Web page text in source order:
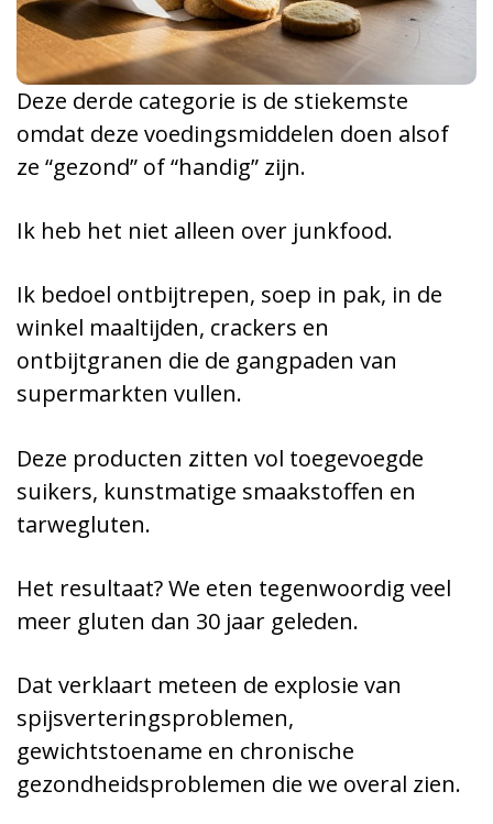
Deze derde categorie is de stiekemste
omdat deze voedingsmiddelen doen alsof
ze “gezond” of “handig” zijn.
Ik heb het niet alleen over junkfood.
Ik bedoel ontbijtrepen, soep in pak, in de
winkel maaltijden, crackers en
ontbijtgranen die de gangpaden van
supermarkten vullen.
Deze producten zitten vol toegevoegde
suikers, kunstmatige smaakstoffen en
tarwegluten.
Het resultaat? We eten tegenwoordig veel
meer gluten dan 30 jaar geleden.
Dat verklaart meteen de explosie van
spijsverteringsproblemen,
gewichtstoename en chronische
gezondheidsproblemen die we overal zien.